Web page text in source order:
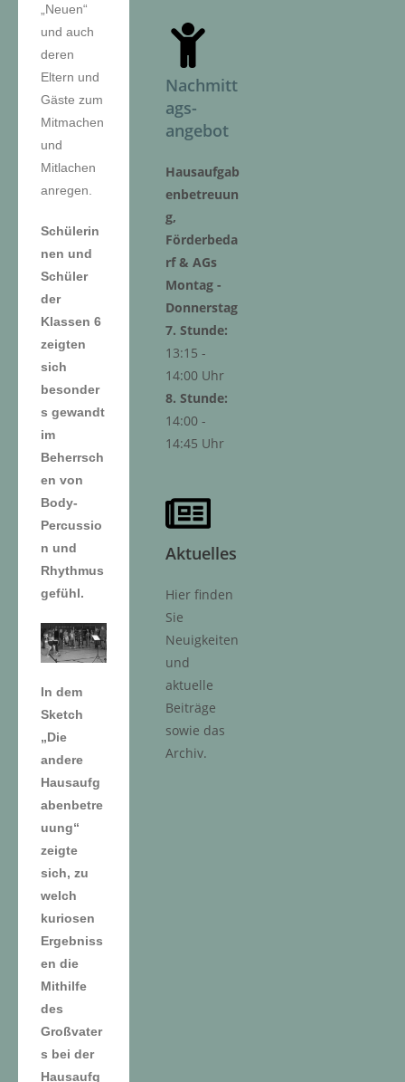
Nachmitt
ags-
angebot
Hausaufgab
enbetreuun
g,
Förderbeda
rf & AGs
Montag -
Donnerstag
7. Stunde:
13:15 -
14:00 Uhr
8. Stunde:
14:00 -
14:45 Uhr
Aktuelles
Hier finden
Sie
Neuigkeiten
und
aktuelle
Beiträge
sowie das
Archiv.
„Neuen“
und auch
deren
Eltern und
Gäste zum
Mitmachen
und
Mitlachen
anregen.
Schülerin
nen und
Schüler
der
Klassen 6
zeigten
sich
besonder
s gewandt
im
Beherrsch
en von
Body-
Percussio
n und
Rhythmus
gefühl.
In dem
Sketch
„Die
andere
Hausaufg
abenbetre
uung“
zeigte
sich, zu
welch
kuriosen
Ergebniss
en die
Mithilfe
des
Großvater
s bei der
Hausaufg